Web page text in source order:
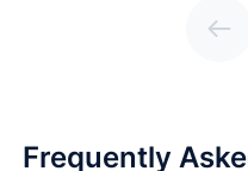
Frequently